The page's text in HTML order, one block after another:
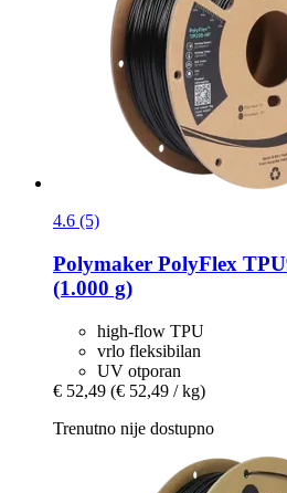
4.6 (5)
Polymaker PolyFlex
(1.000 g)
high-flow TPU
vrlo fleksibilan
UV otporan
€ 52,49 (€ 52,49 / kg)
Trenutno nije dostupno